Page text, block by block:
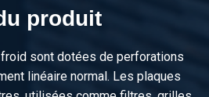
produit
sont dotées de perforations
linéaire normal. Les plaques